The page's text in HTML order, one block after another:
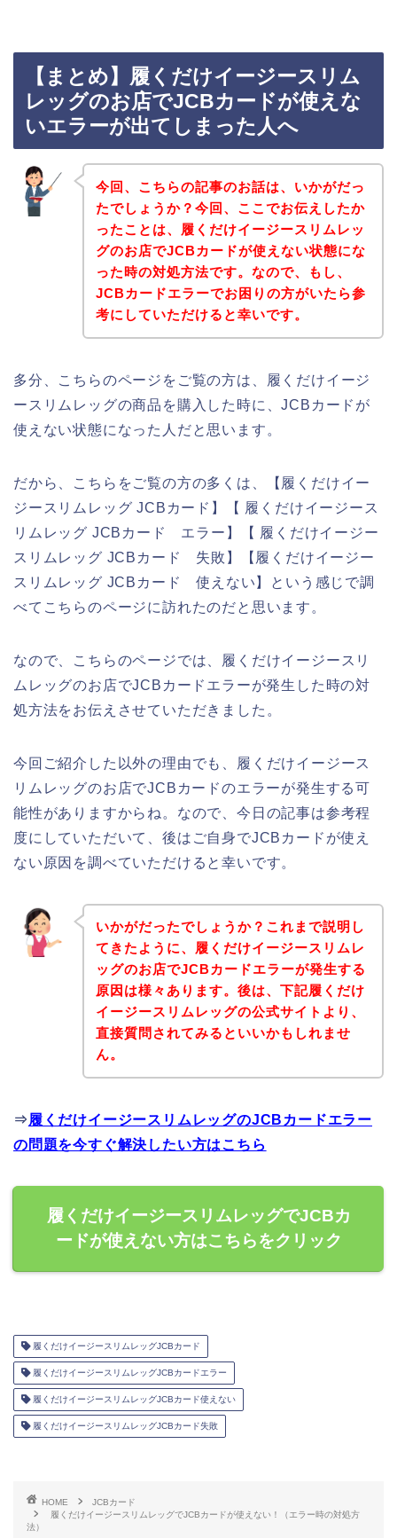
【まとめ】履くだけイージースリム
レッグのお店でJCBカードが使えな
いエラーが出てしまった人へ
今回、こちらの記事のお話は、いかがだっ
たでしょうか？今回、ここでお伝えしたか
ったことは、履くだけイージースリムレッ
グのお店でJCBカードが使えない状態にな
った時の対処方法です。なので、もし、
JCBカードエラーでお困りの方がいたら参
考にしていただけると幸いです。
多分、こちらのページをご覧の方は、履くだけイージ
ースリムレッグの商品を購入した時に、JCBカードが
使えない状態になった人だと思います。
だから、こちらをご覧の方の多くは、【履くだけイー
ジースリムレッグ JCBカード】【 履くだけイージース
リムレッグ JCBカード エラー】【 履くだけイージー
スリムレッグ JCBカード 失敗】【履くだけイージー
スリムレッグ JCBカード 使えない】という感じで調
べてこちらのページに訪れたのだと思います。
なので、こちらのページでは、履くだけイージースリ
ムレッグのお店でJCBカードエラーが発生した時の対
処方法をお伝えさせていただきました。
今回ご紹介した以外の理由でも、履くだけイージース
リムレッグのお店でJCBカードのエラーが発生する可
能性がありますからね。なので、今日の記事は参考程
度にしていただいて、後はご自身でJCBカードが使え
ない原因を調べていただけると幸いです。
いかがだったでしょうか？これまで説明し
てきたように、履くだけイージースリムレ
ッグのお店でJCBカードエラーが発生する
原因は様々あります。後は、下記履くだけ
イージースリムレッグの公式サイトより、
直接質問されてみるといいかもしれませ
ん。
⇒ 履くだけイージースリムレッグのJCBカードエラー
の問題を今すぐ解決したい方はこちら
履くだけイージースリムレッグでJCBカ
ードが使えない方はこちらをクリック
履くだけイージースリムレッグJCBカード
履くだけイージースリムレッグJCBカードエラー
履くだけイージースリムレッグJCBカード使えない
履くだけイージースリムレッグJCBカード失敗
HOME
JCBカード
履くだけイージースリムレッグでJCBカードが使えない！（エラー時の対処方
法）